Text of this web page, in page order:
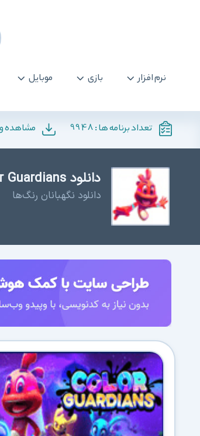
نرم افزار بازی موبایل
تعداد برنامه ها :9948 مشاهده و
دانلود Color Guardians - دانلود بازی نگهبانان رنگ‌ها
دانلود نگهبانان رنگ‌ها